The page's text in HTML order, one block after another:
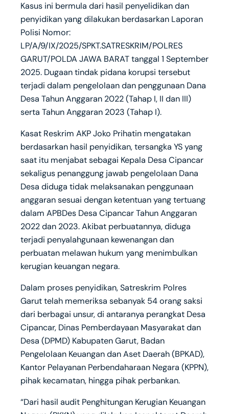
Kasus ini bermula dari hasil penyelidikan dan
penyidikan yang dilakukan berdasarkan Laporan
Polisi Nomor:
LP/A/9/IX/2025/SPKT.SATRESKRIM/POLRES
GARUT/POLDA JAWA BARAT tanggal 1 September
2025. Dugaan tindak pidana korupsi tersebut
terjadi dalam pengelolaan dan penggunaan Dana
Desa Tahun Anggaran 2022 (Tahap I, II dan III)
serta Tahun Anggaran 2023 (Tahap I).
Kasat Reskrim AKP Joko Prihatin mengatakan
berdasarkan hasil penyidikan, tersangka YS yang
saat itu menjabat sebagai Kepala Desa Cipancar
sekaligus penanggung jawab pengelolaan Dana
Desa diduga tidak melaksanakan penggunaan
anggaran sesuai dengan ketentuan yang tertuang
dalam APBDes Desa Cipancar Tahun Anggaran
2022 dan 2023. Akibat perbuatannya, diduga
terjadi penyalahgunaan kewenangan dan
perbuatan melawan hukum yang menimbulkan
kerugian keuangan negara.
Dalam proses penyidikan, Satreskrim Polres
Garut telah memeriksa sebanyak 54 orang saksi
dari berbagai unsur, di antaranya perangkat Desa
Cipancar, Dinas Pemberdayaan Masyarakat dan
Desa (DPMD) Kabupaten Garut, Badan
Pengelolaan Keuangan dan Aset Daerah (BPKAD),
Kantor Pelayanan Perbendaharaan Negara (KPPN),
pihak kecamatan, hingga pihak perbankan.
“Dari hasil audit Penghitungan Kerugian Keuangan